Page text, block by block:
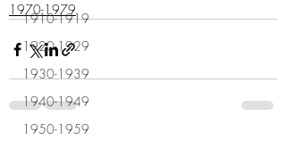
1910-1919
1920-1929
1930-1939
1940-1949
1950-1959
1970-1979